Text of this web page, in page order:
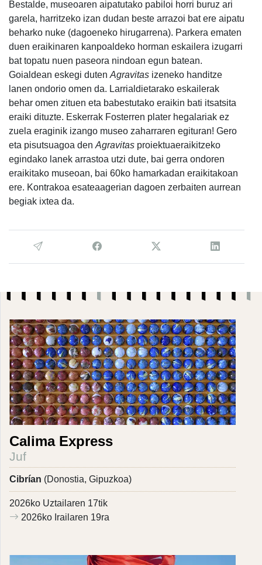
Bestalde, museoaren aipatutako pabiloi horri buruz ari
garela, harritzeko izan dudan beste arrazoi bat ere aipatu
beharko nuke (dagoeneko hirugarrena). Parkera ematen
duen eraikinaren kanpoaldeko horman eskailera izugarri
bat topatu nuen paseora nindoan egun batean.
Goialdean eskegi duten Agravitas izeneko handitze
lanen ondorio omen da. Larrialdietarako eskailerak
behar omen zituen eta babestutako eraikin bati itsatsita
eraiki dituzte. Eskerrak Fosterren plater hegalariak ez
zuela eraginik izango museo zaharraren egituran! Gero
eta pisutsuagoa den Agravitas proiektuaeraikitzeko
egindako lanek arrastoa utzi dute, bai gerra ondoren
eraikitako museoan, bai 60ko hamarkadan eraikitakoan
ere. Kontrakoa esateaagerian dagoen zerbaiten aurrean
begiak ixtea da.
Calima Express
Juf
Cibrían (Donostia, Gipuzkoa)
2026ko Uztailaren 17tik
2026ko Irailaren 19ra